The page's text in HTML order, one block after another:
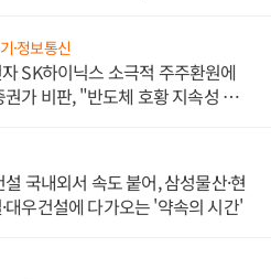
·정보통신
SK하이닉스 소극적 주주환원에
권가 비판, "반도체 호황 지속성 의
국내외서 속도 붙어, 삼성물산·현
대우건설에 다가오는 '약속의 시간'